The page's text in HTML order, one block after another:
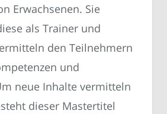
Erwachsenen. Sie
als Trainer und
den Teilnehmern
und
neue Inhalte vermitteln
dieser Mastertitel